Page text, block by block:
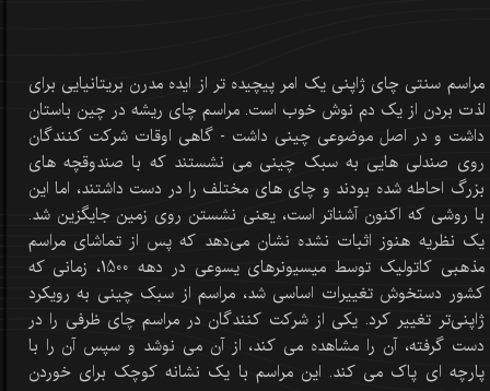
مراسم سنتی چای ژاپنی یک امر پیچیده تر از ایده مدرن بریتانیایی برای
لذت بردن از یک دم نوش خوب است. مراسم چای ریشه در چین باستان
داشت و در اصل موضوعی چینی داشت - گاهی اوقات شرکت کنندگان
روی صندلی هایی به سبک چینی می نشستند که با صندوقچه های
بزرگ احاطه شده بودند و چای های مختلف را در دست داشتند، اما این
با روشی که اکنون آشناتر است، یعنی نشستن روی زمین جایگزین شد.
یک نظریه هنوز اثبات نشده نشان می‌دهد که پس از تماشای مراسم
مذهبی کاتولیک توسط میسیونرهای یسوعی در دهه 1500، زمانی که
کشور دستخوش تغییرات اساسی شد، مراسم از سبک چینی به رویکرد
ژاپنی‌تر تغییر کرد. یکی از شرکت کنندگان در مراسم چای ظرفی را در
دست گرفته، آن را مشاهده می کند، از آن می نوشد و سپس آن را با
پارچه ای پاک می کند. این مراسم با یک نشانه کوچک برای خوردن